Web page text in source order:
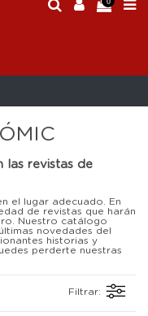
las revistas de
el lugar adecuado. En
de revistas que harán
Nuestro catálogo
novedades del
historias y
perderte nuestras
Filtrar: